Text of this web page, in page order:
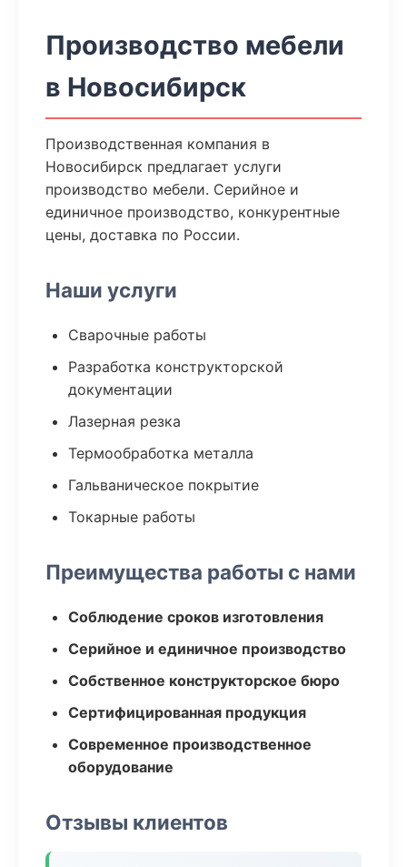
Производство мебели
в Новосибирск
Производственная компания в
Новосибирск предлагает услуги
производство мебели. Серийное и
единичное производство, конкурентные
цены, доставка по России.
Наши услуги
Сварочные работы
Разработка конструкторской
документации
Лазерная резка
Термообработка металла
Гальваническое покрытие
Токарные работы
Преимущества работы с нами
Соблюдение сроков изготовления
Серийное и единичное производство
Собственное конструкторское бюро
Сертифицированная продукция
Современное производственное
оборудование
Отзывы клиентов